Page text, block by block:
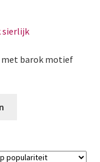
met barok motief